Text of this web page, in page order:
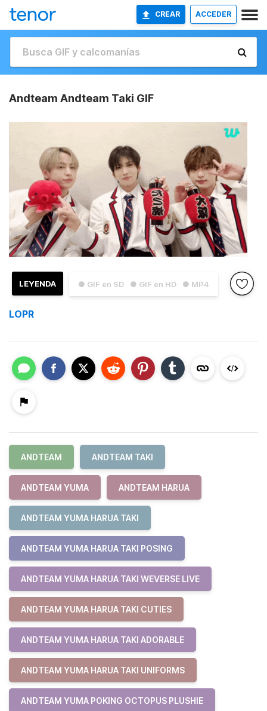
CREAR ACCEDER
Andteam Andteam Taki GIF
● GIF en SD ● GIF en HD ● MP4
LEYENDA
LOPR
ANDTEAM ANDTEAM TAKI
ANDTEAM YUMA ANDTEAM HARUA
ANDTEAM YUMA HARUA TAKI
ANDTEAM YUMA HARUA TAKI POSING
ANDTEAM YUMA HARUA TAKI WEVERSE LIVE
ANDTEAM YUMA HARUA TAKI CUTIES
ANDTEAM YUMA HARUA TAKI ADORABLE
ANDTEAM YUMA HARUA TAKI UNIFORMS
ANDTEAM YUMA POKING OCTOPUS PLUSHIE